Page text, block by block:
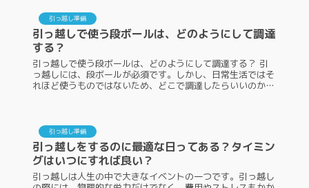
引っ越し準備
引っ越しで使う段ボールは、どのようにして調達
する？
引っ越しで使う段ボールは、どのようにして調達する？ 引
っ越しには、段ボールが必須です。しかし、日常生活ではそ
れほど使うものではないため、どこで調達したらいいのかわ
引っ越し準備
引っ越しをするのに最適な日ってある？タイミン
グはいつにすれば良い？
引っ越しは人生の中で大きなイベントの一つです。引っ越し